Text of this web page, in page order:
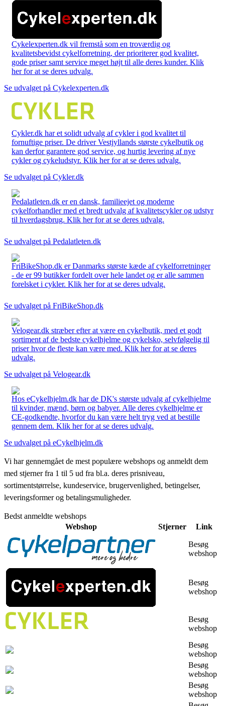
Cykelexperten.dk vil fremstå som en troværdig og
kvalitetsbevidst cykelforretning, der prioriterer god kvalitet,
gode priser samt service meget højt til alle deres kunder. Klik
her for at se deres udvalg.
Se udvalget på Cykelexperten.dk
Cykler.dk har et solidt udvalg af cykler i god kvalitet til
fornuftige priser. De driver Vestjyllands største cykelbutik og
kan derfor garantere god service, og hurtig levering af nye
cykler og cykeludstyr. Klik her for at se deres udvalg.
Se udvalget på Cykler.dk
Pedalatleten.dk er en dansk, familieejet og moderne
cykelforhandler med et bredt udvalg af kvalitetscykler og udstyr
til hverdagsbrug. Klik her for at se deres udvalg.
Se udvalget på Pedalatleten.dk
FriBikeShop.dk er Danmarks største kæde af cykelforretninger
- de er 99 butikker fordelt over hele landet og er alle sammen
forelsket i cykler. Klik her for at se deres udvalg.
Se udvalget på FriBikeShop.dk
Velogear.dk stræber efter at være en cykelbutik, med et godt
sortiment af de bedste cykelhjelme og cykelsko, selvfølgelig til
priser hvor de fleste kan være med. Klik her for at se deres
udvalg.
Se udvalget på Velogear.dk
Hos eCykelhjelm.dk har de DK's største udvalg af cykelhjelme
til kvinder, mænd, børn og babyer. Alle deres cykelhjelme er
CE-godkendte, hvorfor du kan være helt tryg ved at bestille
gennem dem. Klik her for at se deres udvalg.
Se udvalget på eCykelhjelm.dk
Vi har gennemgået de mest populære webshops og anmeldt dem
med stjerner fra 1 til 5 ud fra bl.a. deres prisniveau,
sortimentstørrelse, kundeservice, brugervenlighed, betingelser,
leveringsformer og betalingsmuligheder.
Bedst anmeldte webshops
Webshop
Stjerner Link
Besøg
webshop
Besøg
webshop
Besøg
webshop
Besøg
webshop
Besøg
webshop
Besøg
webshop